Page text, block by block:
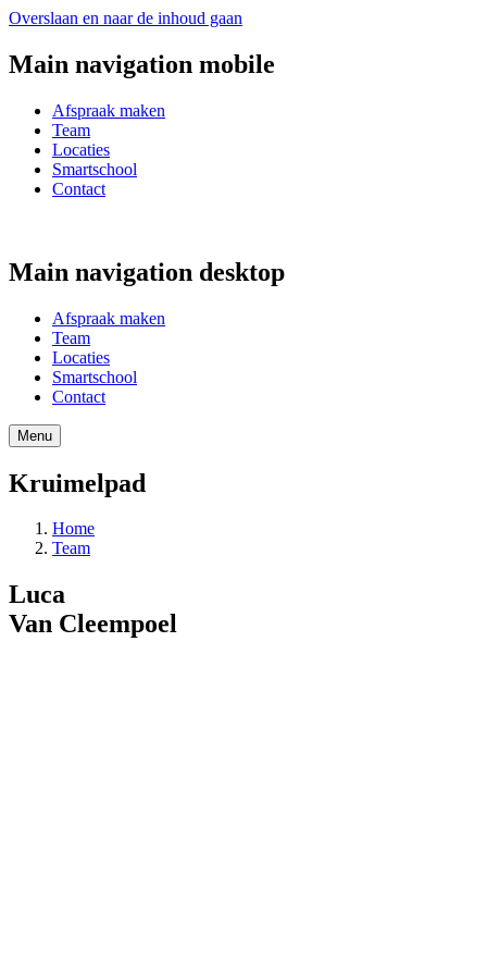
Overslaan en naar de inhoud gaan
Main navigation mobile
Afspraak maken
Team
Locaties
Smartschool
Contact
Main navigation desktop
Afspraak maken
Team
Locaties
Smartschool
Contact
Menu
Kruimelpad
Home
Team
Luca
Van Cleempoel